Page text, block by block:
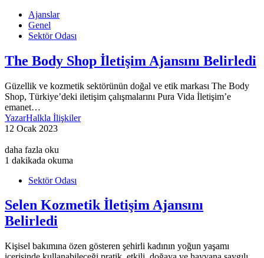
Ajanslar
Genel
Sektör Odası
The Body Shop İletişim Ajansını Belirledi
Güzellik ve kozmetik sektörünün doğal ve etik markası The Body
Shop, Türkiye’deki iletişim çalışmalarını Pura Vida İletişim’e
emanet…
YazarHalkla İlişkiler
12 Ocak 2023
daha fazla oku
1 dakikada okuma
Sektör Odası
Selen Kozmetik İletişim Ajansını
Belirledi
Kişisel bakımına özen gösteren şehirli kadının yoğun yaşamı